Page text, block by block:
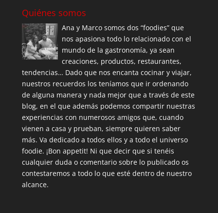
Quiénes somos
Ana y Marco somos dos “foodies” que
nos apasiona todo lo relacionado con el
mundo de la gastronomía, ya sean
creaciones, productos, restaurantes,
tendencias… Dado que nos encanta cocinar y viajar,
nuestros recuerdos los teníamos que ir ordenando
de alguna manera y nada mejor que a través de este
blog, en el que además podemos compartir nuestras
experiencias con numerosos amigos que, cuando
vienen a casa y prueban, siempre quieren saber
más. Va dedicado a todos ellos y a todo el universo
foodie. ¡Bon appetit! Ni que decir que si tenéis
cualquier duda o comentario sobre lo publicado os
contestaremos a todo lo que esté dentro de nuestro
alcance.